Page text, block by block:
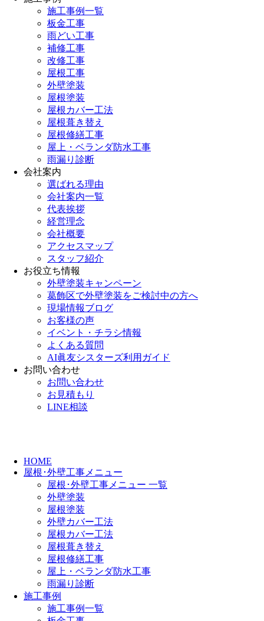
施工事例一覧
板金工事
雨どい工事
補修工事
改修工事
屋根工事
外壁塗装
屋根塗装
屋根カバー工法
屋根葺き替え
屋根修繕工事
屋上・ベランダ防水工事
雨漏り診断
会社案内
選ばれる理由
会社案内一覧
代表挨拶
経営理念
会社概要
アクセスマップ
スタッフ紹介
お役立ち情報
外壁塗装キャンペーン
葛飾区で外壁塗装をご検討中の方へ
現場情報ブログ
お客様の声
イベント・チラシ情報
よくある質問
AI眞友シスターズ利用ガイド
お問い合わせ
お問い合わせ
お見積もり
LINE相談
HOME
屋根･外壁工事メニュー
屋根･外壁工事メニュー 一覧
外壁塗装
屋根塗装
外壁カバー工法
屋根カバー工法
屋根葺き替え
屋根修繕工事
屋上・ベランダ防水工事
雨漏り診断
施工事例
施工事例一覧